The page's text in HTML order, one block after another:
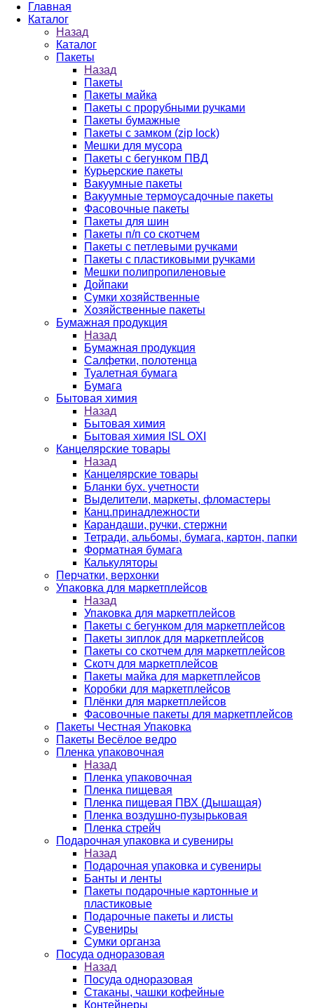
Главная
Каталог
Назад
Каталог
Пакеты
Назад
Пакеты
Пакеты майка
Пакеты с прорубными ручками
Пакеты бумажные
Пакеты с замком (zip lock)
Мешки для мусора
Пакеты с бегунком ПВД
Курьерские пакеты
Вакуумные пакеты
Вакуумные термоусадочные пакеты
Фасовочные пакеты
Пакеты для шин
Пакеты п/п со скотчем
Пакеты с петлевыми ручками
Пакеты с пластиковыми ручками
Мешки полипропиленовые
Дойпаки
Сумки хозяйственные
Хозяйственные пакеты
Бумажная продукция
Назад
Бумажная продукция
Салфетки, полотенца
Туалетная бумага
Бумага
Бытовая химия
Назад
Бытовая химия
Бытовая химия ISL OXI
Канцелярские товары
Назад
Канцелярские товары
Бланки бух. учетности
Выделители, маркеты, фломастеры
Канц.принадлежности
Карандаши, ручки, стержни
Тетради, альбомы, бумага, картон, папки
Форматная бумага
Калькуляторы
Перчатки, верхонки
Упаковка для маркетплейсов
Назад
Упаковка для маркетплейсов
Пакеты с бегунком для маркетплейсов
Пакеты зиплок для маркетплейсов
Пакеты со скотчем для маркетплейсов
Скотч для маркетплейсов
Пакеты майка для маркетплейсов
Коробки для маркетплейсов
Плёнки для маркетплейсов
Фасовочные пакеты для маркетплейсов
Пакеты Честная Упаковка
Пакеты Весёлое ведро
Пленка упаковочная
Назад
Пленка упаковочная
Пленка пищевая
Пленка пищевая ПВХ (Дышащая)
Пленка воздушно-пузырьковая
Пленка стрейч
Подарочная упаковка и сувениры
Назад
Подарочная упаковка и сувениры
Банты и ленты
Пакеты подарочные картонные и
пластиковые
Подарочные пакеты и листы
Сувениры
Сумки органза
Посуда одноразовая
Назад
Посуда одноразовая
Стаканы, чашки кофейные
Контейнеры